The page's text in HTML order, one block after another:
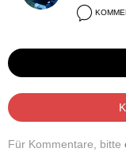
Für Kommentare, bitte